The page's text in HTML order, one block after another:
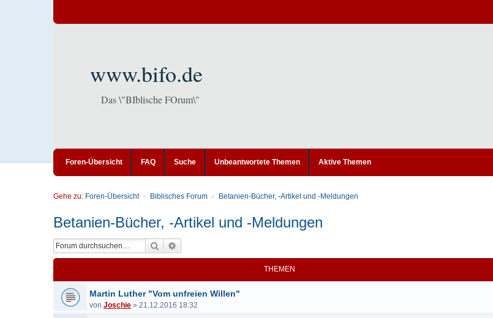
www.bifo.de
Das \"BIblische FOrum\"
Foren-Übersicht FAQ Suche Unbeantwortete Themen Aktive Themen
Gehe zu: Foren-Übersicht Biblisches Forum Betanien-Bücher, -Artikel und -Meldungen
Betanien-Bücher, -Artikel und -Meldungen
Suche
THEMEN
Martin Luther "Vom unfreien Willen"
von Joschie » 21.12.2016 18:32